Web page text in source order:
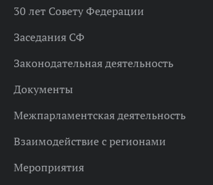
30 лет Совету Федерации
Заседания СФ
Законодательная деятельность
Документы
Межпарламентская деятельность
Взаимодействие с регионами
Мероприятия